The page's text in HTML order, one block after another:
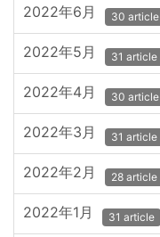
2022年6月 30 article
2022年5月 31 article
2022年4月 30 article
2022年3月 31 article
2022年2月 28 article
2022年1月 31 article